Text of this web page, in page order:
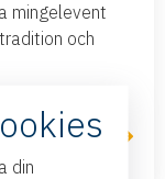
mingelevent
och
Läs mer
din